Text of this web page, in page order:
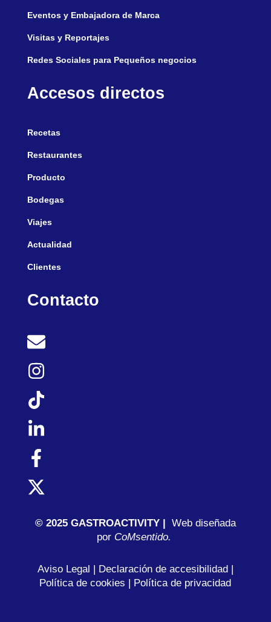
Eventos y Embajadora de Marca
Visitas y Reportajes
Redes Sociales para Pequeños negocios
Accesos directos
Recetas
Restaurantes
Producto
Bodegas
Viajes
Actualidad
Clientes
Contacto
© 2025 GASTROACTIVITY |
Web diseñada
porCoMsentido.
Aviso Legal Declaración de accesibilidad
Política de cookies
Política de privacidad